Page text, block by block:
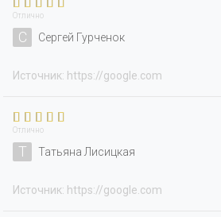
Отлично
С Сергей Гурченок
Источник: https://google.com
Отлично
Т Татьяна Лисицкая
Источник: https://google.com